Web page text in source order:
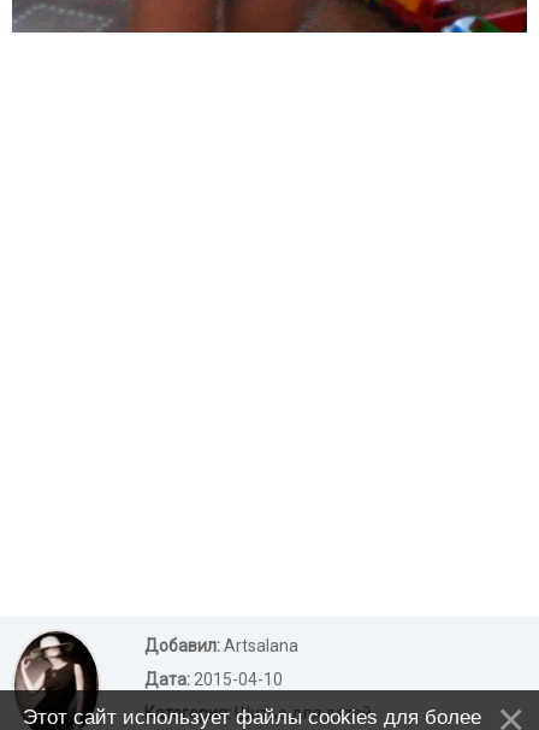
Добавил:Artsalana
Дата: 2015-04-10
Категория: Шитье для детей
Этот сайт использует файлы cookies для более